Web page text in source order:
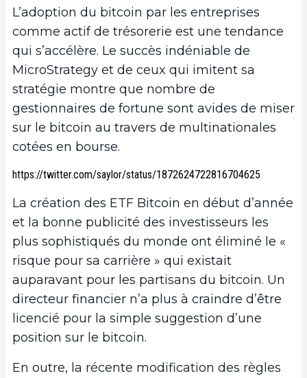
L’adoption du bitcoin par les entreprises
comme actif de trésorerie est une tendance
qui s’accélère. Le succès indéniable de
MicroStrategy et de ceux qui imitent sa
stratégie montre que nombre de
gestionnaires de fortune sont avides de miser
sur le bitcoin au travers de multinationales
cotées en bourse.
https://twitter.com/saylor/status/1872624722816704625
La création des ETF Bitcoin en début d’année
et la bonne publicité des investisseurs les
plus sophistiqués du monde ont éliminé le «
risque pour sa carrière » qui existait
auparavant pour les partisans du bitcoin. Un
directeur financier n’a plus à craindre d’être
licencié pour la simple suggestion d’une
position sur le bitcoin.
En outre, la récente modification des règles